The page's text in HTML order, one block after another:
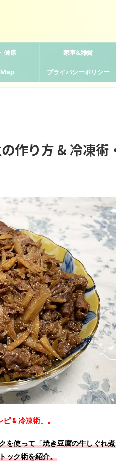
健康 家事&雑貨
プライバシーポリシー
作り方 & 冷凍術
& 冷凍術」。
を使って「焼き豆腐の牛しぐれ
ック術を紹介。